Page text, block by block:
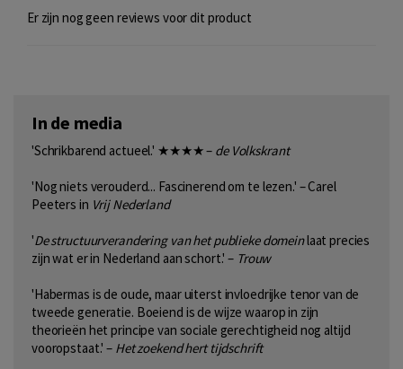
Er zijn nog geen reviews voor dit product
In de media
'Schrikbarend actueel.' ★★★★ – de Volkskrant
'Nog niets verouderd... Fascinerend om te lezen.' – Carel
Peeters in Vrij Nederland
'De structuurverandering van het publieke domeinlaat precies
zijn wat er in Nederland aan schort.' – Trouw
'Habermas is de oude, maar uiterst invloedrijke tenor van de
tweede generatie. Boeiend is de wijze waarop in zijn
theorieën het principe van sociale gerechtigheid nog altijd
vooropstaat.' – Het zoekend hert tijdschrift